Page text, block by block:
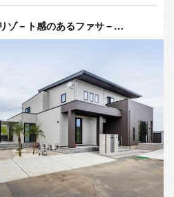
ゾ－ト感のあるファサ－…